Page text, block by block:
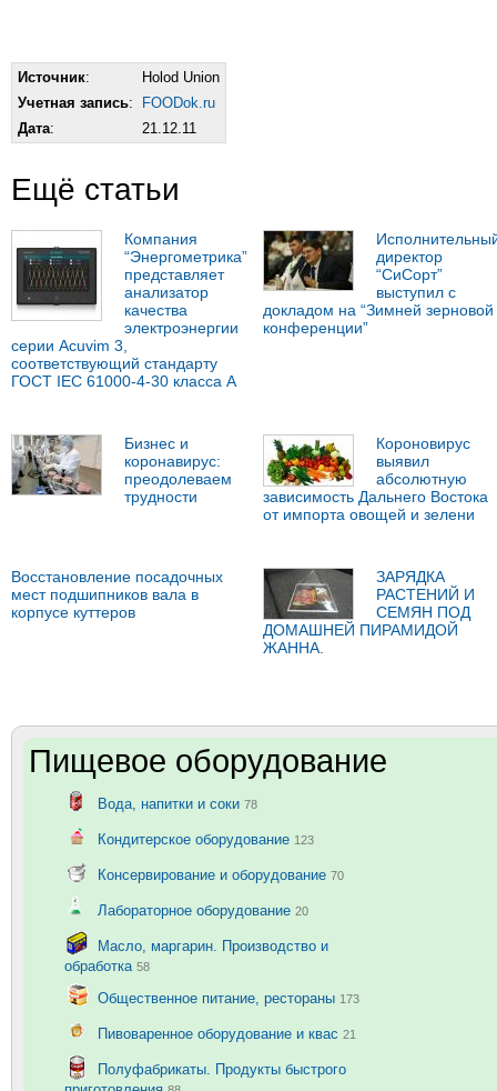
Источник:
Holod Union
Учетная запись:
FOODok.ru
Дата: 21.12.11
Ещё статьи
Компания
“Энергометрика”
представляет
анализатор
качества
электроэнергии
серии Acuvim 3,
соответствующий стандарту
ГОСТ IEC 61000-4-30 класса А
директор
“СиСорт”
выступил с
докладом на “Зимней зерновой
конференции”
Бизнес и
коронавирус:
преодолеваем
трудности
Короновирус
выявил
абсолютную
зависимость Дальнего Востока
от импорта овощей и зелени
Восстановление посадочных
мест подшипников вала в
корпусе куттеров
ЗАРЯДКА
РАСТЕНИЙ И
СЕМЯН ПОД
ДОМАШНЕЙ ПИРАМИДОЙ
ЖАННА.
Пищевое оборудование
Вода, напитки и соки 78
Кондитерское оборудование 123
Консервирование и оборудование 70
Лабораторное оборудование 20
Масло, маргарин. Производство и
обработка 58
Общественное питание, рестораны 173
Пивоваренное оборудование и квас 21
Полуфабрикаты. Продукты быстрого